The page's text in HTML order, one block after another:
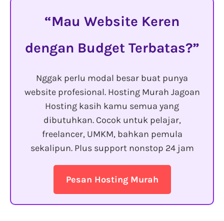
Mau Website Keren
dengan Budget Terbatas?
Nggak perlu modal besar buat punya
website profesional. Hosting Murah Jagoan
Hosting kasih kamu semua yang
dibutuhkan. Cocok untuk pelajar,
freelancer, UMKM, bahkan pemula
sekalipun. Plus support nonstop 24 jam
Pesan Hosting Murah